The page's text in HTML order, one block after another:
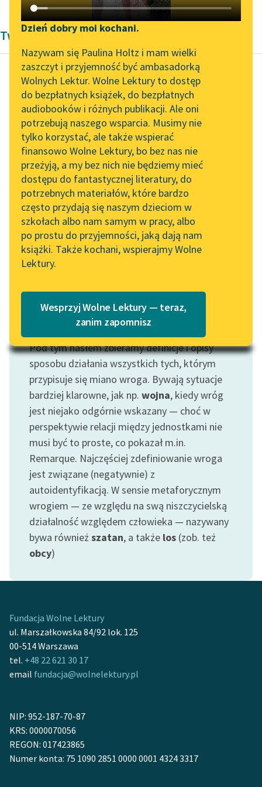
Katalog DAISY
Podkasty o książkach
Zgłoś brak utworu
Aktualności
„Prokurator Alicja Horn”
do słuchania
Byliśmy częścią AI Impact
Lab
Zapraszamy na spotkanie
online z tłumaczkami
literatury skandynawskiej
Spotkanie z Katarzyną
Tunkiel w Oslo
102. lata temu zmarł
Joseph Conrad
Lektury szkolne i klasyka
literatury do słuchania dla
uczennic i uczniów z
niepełnosprawnościami
E-kolekcja lektur
szkolnych i literatury do
słuchania dla uczennic i
uczniów z
niepełnosprawnościami
Feministyczne inspiracje.
Popularyzacja
skandynawskiej literatury
feministycznej
Ręce pełne poezji
Kolekcje edukacyjne
do domeny publicznej,
Odkurzamy bohaterów
Szkoła Poezji Wolnych
Lektur
Narzędzia
Mapa Wolnych Lektur
Leśmianator
Przewodnik dla piszących i
czytających
API
OAI-PMH
Widget Wolnych Lektur
Przypisy
Katalog w formacie PDF
Kontakt
O projekcie
Dzień dobry moi kochani.
Nazywam się Paulina Holtz i mam wielki
zaszczyt i przyjemność być ambasadorką
Wolnych Lektur. Wolne Lektury to dostęp
do bezpłatnych książek, do bezpłatnych
audiobooków i różnych publikacji. Ale oni
potrzebują naszego wsparcia. Musimy nie
tylko korzystać, ale także wspierać
finansowo Wolne Lektury, bo bez nas nie
przeżyją, a my bez nich nie będziemy mieć
dostępu do fantastycznej literatury, do
potrzebnych materiałów, które bardzo
często przydają się naszym dzieciom w
szkołach albo nam samym w pracy, albo
po prostu do przyjemności, jaką dają nam
książki. Także kochani, wspierajmy Wolne
Lektury.
Wesprzyj Wolne Lektury — teraz,
zanim zapomnisz
Twórczość Augusta Bielowskiego
August Bielowski
Za Niemen hen
precz
Dziewczyno stój, stój,
Twe słowa jak brzytwy,
Ja z pola, ja z bitwy
Powrócę, jam...
Czytaj więcej
Motyw: Wróg
Pod tym hasłem zbieramy definicje i opisy
sposobu działania wszystkich tych, którym
przypisuje się miano wroga. Bywają sytuacje
bardziej klarowne, jak np. wojna, kiedy wróg
jest niejako odgórnie wskazany — choć w
perspektywie relacji między jednostkami nie
musi być to proste, co pokazał m.in.
Remarque. Najczęściej zdefiniowanie wroga
jest związane (negatywnie) z
autoidentyfikacją. W sensie metaforycznym
wrogiem — ze względu na swą niszczycielską
działalność względem człowieka — nazywany
bywa również szatan, a także los (zob. też
obcy)
Fundacja Wolne Lektury
ul. Marszałkowska 84/92 lok. 125
00-514 Warszawa
tel. +48 22 621 30 17
email fundacja@wolnelektury.pl
NIP: 952-187-70-87
KRS: 0000070056
REGON: 017423865
Numer konta: 75 1090 2851 0000 0001 4324 3317